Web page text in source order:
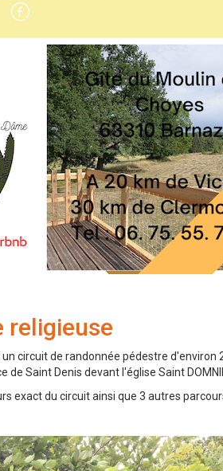
religieuse
circuit de randonnée pédestre d'environ
de Saint Denis devant l'église Saint
exact du circuit ainsi que 3 autres